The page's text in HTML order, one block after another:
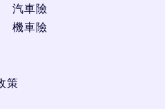
汽車險
機車險
策